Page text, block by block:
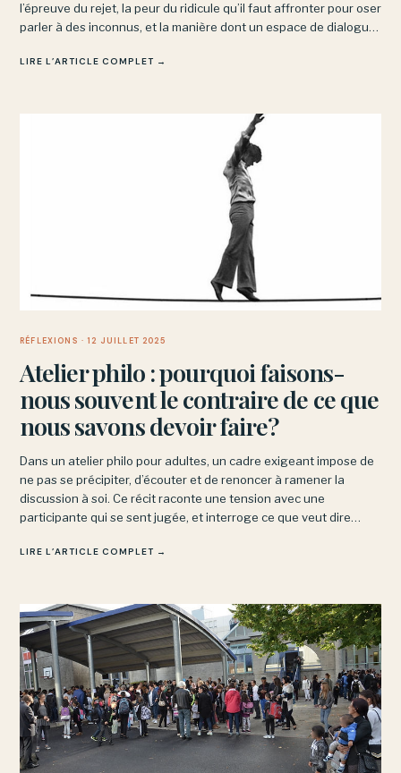
l’épreuve du rejet, la peur du ridicule qu’il faut affronter pour oser
parler à des inconnus, et la manière dont un espace de dialogue
LIRE L’ARTICLE COMPLET →
RÉFLEXIONS · 12 JUILLET 2025
Atelier philo : pourquoi faisons-
nous souvent le contraire de ce que
nous savons devoir faire?
Dans un atelier philo pour adultes, un cadre exigeant impose de
ne pas se précipiter, d’écouter et de renoncer à ramener la
discussion à soi. Ce récit raconte une tension avec une
participante qui se sent jugée, et interroge ce que veut dire
LIRE L’ARTICLE COMPLET →